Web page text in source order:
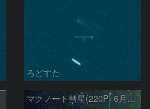
ろどすた
マクノート彗星(220P) 6月11日 Seestar50